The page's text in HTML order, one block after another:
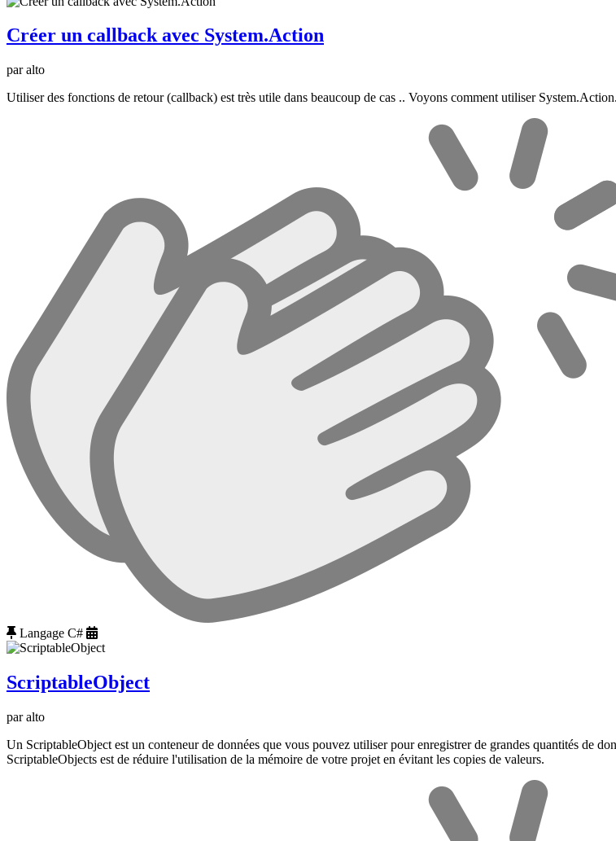
Créer un callback avec System.Action
par alto
Utiliser des fonctions de retour (callback) est très utile dans beaucoup de cas .. Voyons comment utiliser System.Action.
Langage C#
ScriptableObject
par alto
Un ScriptableObject est un conteneur de données que vous pouvez utiliser pour enregistrer de grandes quantités de
ScriptableObjects est de réduire l'utilisation de la mémoire de votre projet en évitant les copies de valeurs.